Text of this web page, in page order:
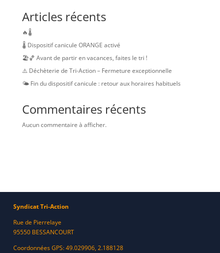
Articles récents
🔥🌡️
🌡️ Dispositif canicule ORANGE activé
🏖️🏀 Avant de partir en vacances, faites le tri !
⚠️ Déchèterie de Tri-Action – Fermeture exceptionnelle
🌤️ Fin du dispositif canicule : retour aux horaires habituels
Commentaires récents
Aucun commentaire à afficher.
Syndicat Tri-Action
Rue de Pierrelaye
95550 BESSANCOURT
Coordonnées GPS: 49.029906, 2.188128